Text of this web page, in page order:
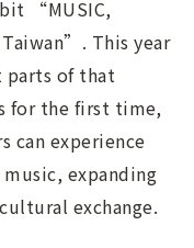
“MUSIC,
Taiwan”. This year
parts of that
for the first time,
can experience
expanding
exchange.